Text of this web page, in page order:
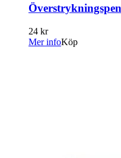
24 kr
Mer infoKöp